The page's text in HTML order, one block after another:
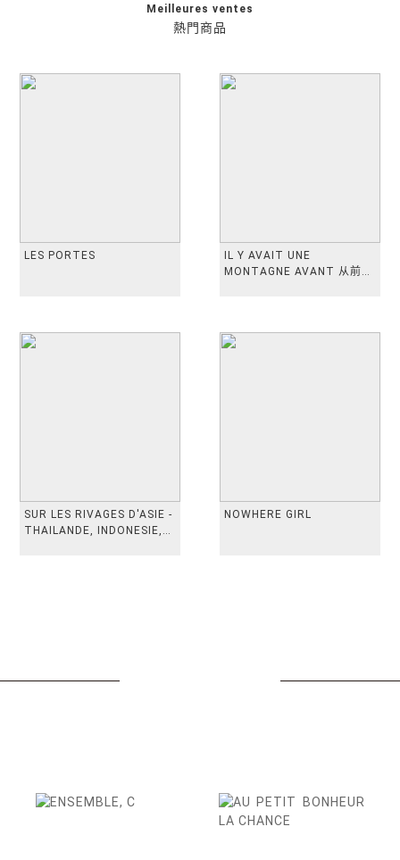
熱門商品
Meilleures ventes
LES PORTES
IL Y AVAIT UNE
MONTAGNE AVANT 从前有
SUR LES RIVAGES D'ASIE -
THAILANDE, INDONESIE,
NOWHERE GIRL